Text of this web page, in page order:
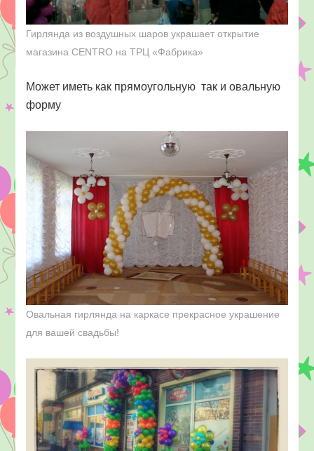
Гирлянда из воздушных шаров украшает открытие
магазина CENTRO на ТРЦ «Фабрика»
Может иметь как прямоугольную так и овальную
форму
Овальная гирлянда на каркасе прекрасное украшение
для вашей свадьбы!